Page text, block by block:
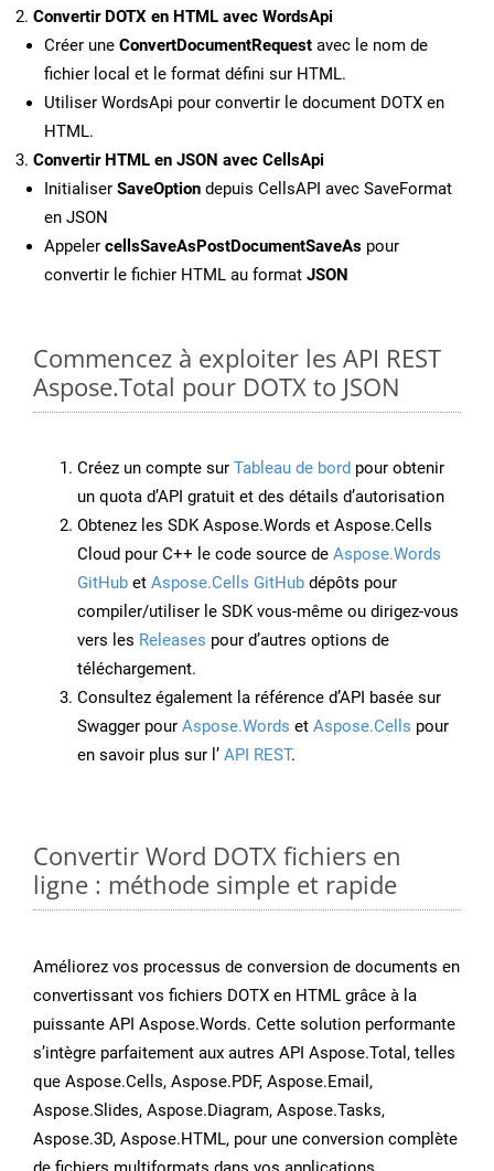
Convertir DOTX en HTML avec WordsApi
Créer une ConvertDocumentRequest avec le nom de
fichier local et le format défini sur HTML.
Utiliser WordsApi pour convertir le document DOTX en
HTML.
Convertir HTML en JSON avec CellsApi
Initialiser SaveOption depuis CellsAPI avec SaveFormat
en JSON
Appeler cellsSaveAsPostDocumentSaveAs pour
convertir le fichier HTML au format JSON
Commencez à exploiter les API REST
Aspose.Total pour DOTX to JSON
Créez un compte sur Tableau de bord pour obtenir
un quota d’API gratuit et des détails d’autorisation
Obtenez les SDK Aspose.Words et Aspose.Cells
Cloud pour C++ le code source de Aspose.Words
GitHub et Aspose.Cells GitHub dépôts pour
compiler/utiliser le SDK vous-même ou dirigez-vous
vers les Releases pour d’autres options de
téléchargement.
Consultez également la référence d’API basée sur
Swagger pour Aspose.Words et Aspose.Cells pour
en savoir plus sur l’ API REST.
Convertir Word DOTX fichiers en
ligne : méthode simple et rapide
Améliorez vos processus de conversion de documents en
convertissant vos fichiers DOTX en HTML grâce à la
puissante API Aspose.Words. Cette solution performante
s’intègre parfaitement aux autres API Aspose.Total, telles
que Aspose.Cells, Aspose.PDF, Aspose.Email,
Aspose.Slides, Aspose.Diagram, Aspose.Tasks,
Aspose.3D, Aspose.HTML, pour une conversion complète